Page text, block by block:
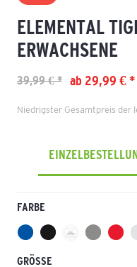
ELEMENTAL
ERWACHSENE
ab 29,99 € *
39,99 € *
Niedrigster Gesamtpreis der
FARBE
GRÖSSE